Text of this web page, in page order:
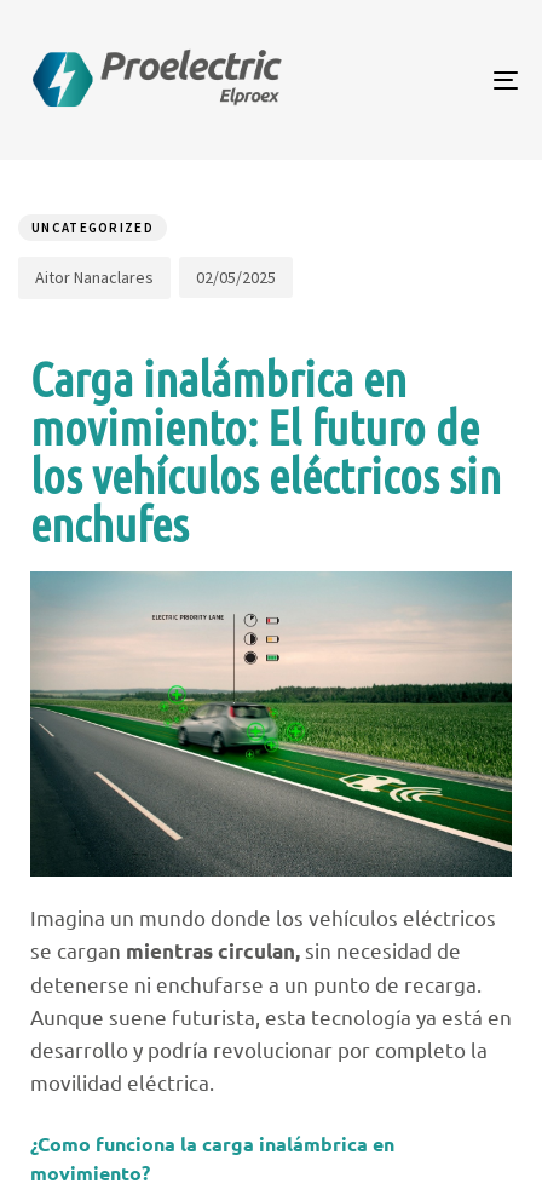
UNCATEGORIZED
Aitor Nanaclares 02/05/2025
Carga inalámbrica en
movimiento: El futuro de
los vehículos eléctricos sin
enchufes
Imagina un mundo donde los vehículos eléctricos
se cargan mientras circulan, sin necesidad de
detenerse ni enchufarse a un punto de recarga.
Aunque suene futurista, esta tecnología ya está en
desarrollo y podría revolucionar por completo la
movilidad eléctrica.
¿Como funciona la carga inalámbrica en
movimiento?